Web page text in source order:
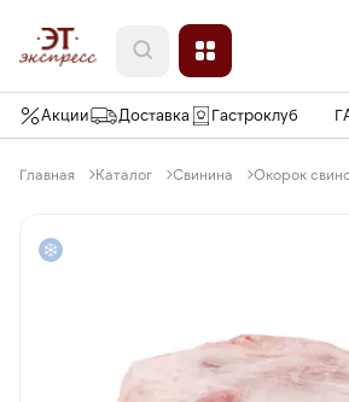
Акции Доставка Гастроклуб
Главная Каталог Свинина Окорок